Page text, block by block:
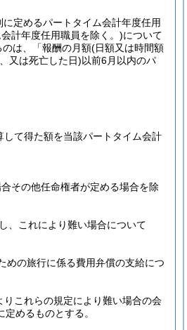
定めるパートタイム会計年度任用
計年度任用職員を除く。)について
は、「報酬の月額(日額又は時間額
又は死亡した日)以前6月以内のパ
して得た額を当該パートタイム会計
その他任命権者が定める場合を除
、これにより難い場合について
めの旅行に係る費用弁償の支給につ
これらの規定により難い場合の会
めるものとする。